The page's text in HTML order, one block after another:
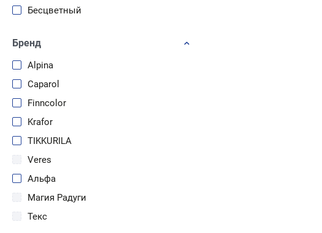
Бесцветный
Бренд
Alpina
Caparol
Finncolor
Krafor
TIKKURILA
Veres
Альфа
Магия Радуги
Текс